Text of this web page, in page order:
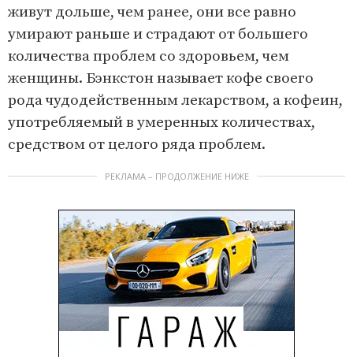
живут дольше, чем ранее, они все равно
умирают раньше и страдают от большего
количества проблем со здоровьем, чем
женщины. Бэнкстон называет кофе своего
рода чудодейственным лекарством, а кофеин,
употребляемый в умеренных количествах,
средством от целого ряда проблем.
РЕКЛАМА – ПРОДОЛЖЕНИЕ НИЖЕ